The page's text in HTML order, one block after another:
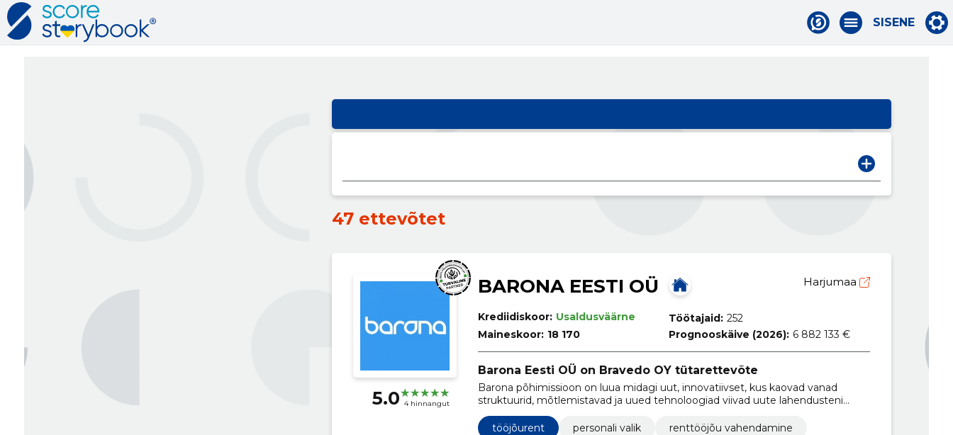
SISENE
47 ettevõtet
5.0 4 hinnangut
BARONA EESTI OÜ Harjumaa
Krediidiskoor: Usaldusväärne
Maineskoor: 18 170
Töötajaid: 252
Prognooskäive (2026): 6 882 133 €
Barona Eesti OÜ on Bravedo OY tütarettevõte
Barona põhimissioon on luua midagi uut, innovatiivset, kus kaovad vanad
struktuurid, mõtlemistavad ja uued tehnoloogiad viivad uute lahendusteni
personaliotsingu, värbamise, tööjõurendi ja muude personali teenuste osas.
tööjõurent
personali valik
renttööjõu vahendamine